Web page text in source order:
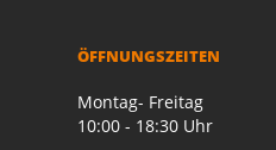
ÖFFNUNGSZEITEN
Montag- Freitag
10:00 - 18:30 Uhr